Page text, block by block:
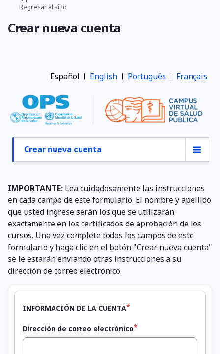
Pasar
contenido
Ruta
de
Regresar al sitio
Crear nueva cuenta
Español English Português Français
Primary
Crear nueva cuenta
IMPORTANTE: Lea cuidadosamente las instrucciones
en cada campo de este formulario. El nombre y apellido
que usted ingrese serán los que se utilizarán
exactamente en los certificados de aprobación de los
cursos. Una vez complete todos los campos de este
formulario y haga clic en el botón "Crear nueva cuenta"
se le estarán enviando otras instrucciones a su
dirección de correo electrónico.
INFORMACIÓN DE LA CUENTA
Dirección de correo electrónico